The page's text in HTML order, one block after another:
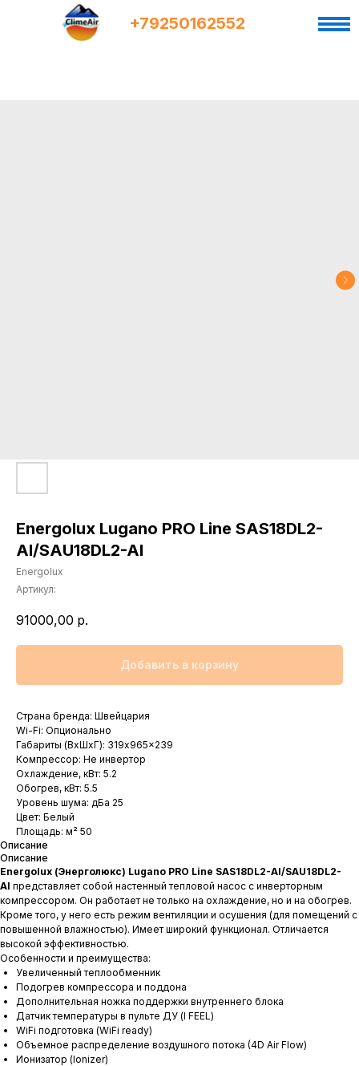
+79250162552
Energolux Lugano PRO Line SAS18DL2-
AI/SAU18DL2-AI
Energolux
Артикул:
91000,00 р.
Добавить в корзину
Страна бренда: Швейцария
Wi-Fi: Опционально
Габариты (ВхШхГ): 319x965x239
Компрессор: Не инвертор
Охлаждение, кВт: 5.2
Обогрев, кВт: 5.5
Уровень шума: дБа 25
Цвет: Белый
Площадь: м² 50
Описание
Описание
Energolux (Энерголюкс) Lugano PRO Line SAS18DL2-AI/SAU18DL2-
AI представляет собой настенный тепловой насос с инверторным
компрессором. Он работает не только на охлаждение, но и на обогрев.
Кроме того, у него есть режим вентиляции и осушения (для помещений с
повышенной влажностью). Имеет широкий функционал. Отличается
высокой эффективностью.
Особенности и преимущества:
Увеличенный теплообменник
Подогрев компрессора и поддона
Дополнительная ножка поддержки внутреннего блока
Датчик температуры в пульте ДУ (I FEEL)
WiFi подготовка (WiFi ready)
Объемное распределение воздушного потока (4D Air Flow)
Ионизатор (Ionizer)